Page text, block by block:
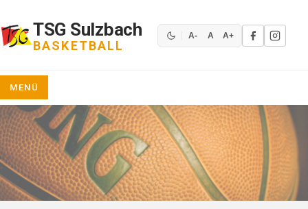
springenTSG Sulzbach
BASKETBALL
A- A A+
MENÜ